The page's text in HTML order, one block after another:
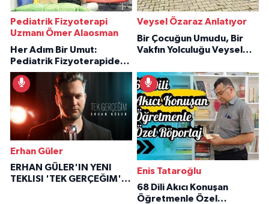
Pediatrik Fizyoterapi
Uzmanı Ömer Alaosman
Her Adım Bir Umut:
Pediatrik Fizyoterapiden
İlham Veren Hikâyeler
Veysel Özaraz Anlatıyor
Bir Çocuğun Umudu, Bir
Vakfın Yolculuğu Veysel
Erhan Güler
ERHAN GÜLER'IN YENI
TEKLISI 'TEK GERÇEĞIM'LE
Enis Tataroğlu
68 Dili Akıcı Konuşan
Öğretmenle Özel